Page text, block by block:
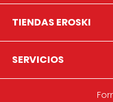
TIENDAS EROSKI
SERVICIOS